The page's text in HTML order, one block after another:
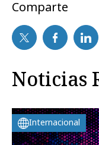
Comparte
Noticias
Internacional